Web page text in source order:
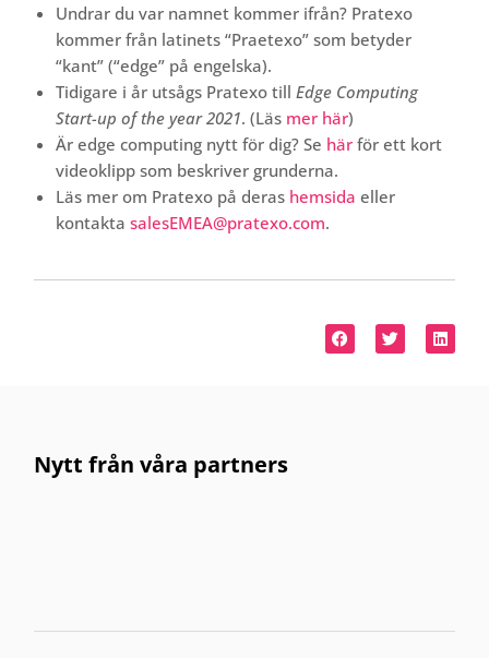
Undrar du var namnet kommer ifrån? Pratexo
kommer från latinets “Praetexo” som betyder
“kant” (“edge” på engelska).
Tidigare i år utsågs Pratexo tillEdge Computing
Start-up of the year 2021. (Läs mer här)
Är edge computing nytt för dig? Se här för ett kort
videoklipp som beskriver grunderna.
Läs mer om Pratexo på deras hemsida eller
kontaktasalesEMEA@pratexo.com.
Nytt från våra partners